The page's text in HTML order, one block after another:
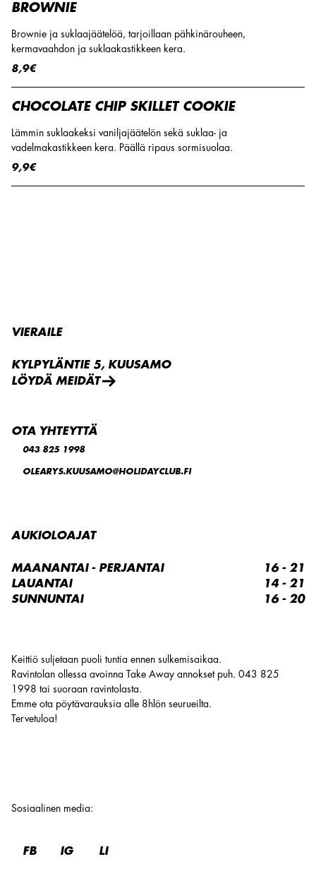
BROWNIE
Brownie ja suklaajäätelöä, tarjoillaan pähkinärouheen,
kermavaahdon ja suklaakastikkeen kera.
8,9€
CHOCOLATE CHIP SKILLET COOKIE
Lämmin suklaakeksi vaniljajäätelön sekä suklaa- ja
vadelmakastikkeen kera. Päällä ripaus sormisuolaa.
9,9€
Keittiö suljetaan puoli tuntia ennen sulkemisaikaa.
Ravintolan ollessa avoinna Take Away annokset puh. 043 825
1998 tai suoraan ravintolasta.
Emme ota pöytävarauksia alle 8hlön seurueilta.
Tervetuloa!
Sosiaalinen media:
FB IG LI
VIERAILE
KYLPYLÄNTIE 5, KUUSAMO
LÖYDÄ MEIDÄT
OTA YHTEYTTÄ
043 825 1998
OLEARYS.KUUSAMO@HOLIDAYCLUB.FI
AUKIOLOAJAT
MAANANTAI - PERJANTAI
16 - 21
LAUANTAI
14 - 21
SUNNUNTAI
16 - 20